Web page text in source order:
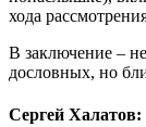
хода
В заключение –
дословных, но
Сергей Халатов: